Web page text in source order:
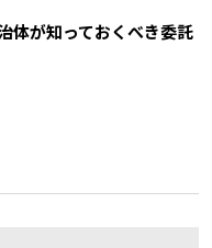
体が知っておくべき委託